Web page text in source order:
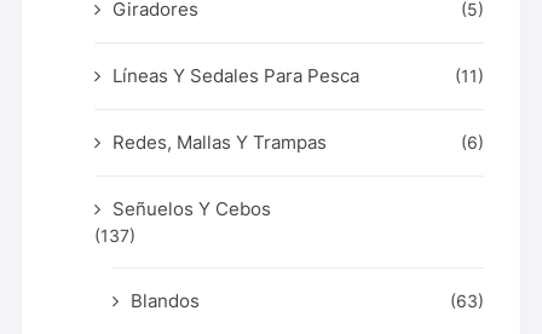
Giradores (5)
Líneas Y Sedales Para Pesca (11)
Redes, Mallas Y Trampas (6)
Señuelos Y Cebos
(137)
Blandos (63)